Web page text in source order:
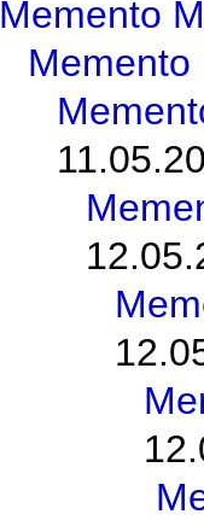
Memento
Memento